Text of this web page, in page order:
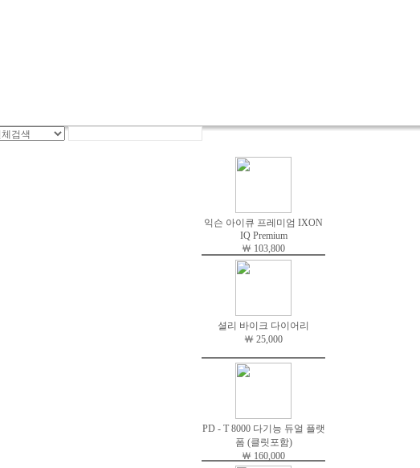
익슨 아이큐 프레미엄 IXON
IQ Premium
￦ 103,800
셜리 바이크 다이어리
￦ 25,000
PD - T 8000 다기능 듀얼 플랫
폼 (클릿포함)
￦ 160,000